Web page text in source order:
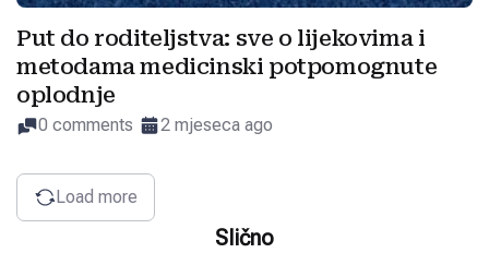
Put do roditeljstva: sve o lijekovima i
metodama medicinski potpomognute
oplodnje
0 comments 2 mjeseca ago
Load more
Slično